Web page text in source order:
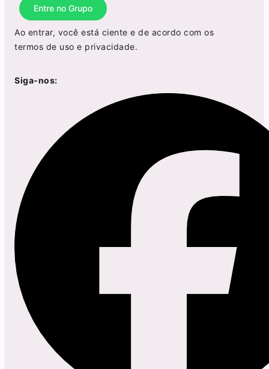
Entre no Grupo
Ao entrar, você está ciente e de acordo com os
termos de uso e privacidade.
Siga-nos: